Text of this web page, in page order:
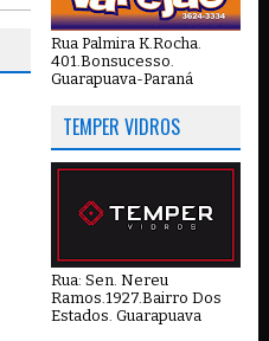
Rua Palmira K.Rocha.
401.Bonsucesso.
Guarapuava-Paraná
TEMPER VIDROS
Rua: Sen. Nereu
Ramos.1927.Bairro Dos
Estados. Guarapuava